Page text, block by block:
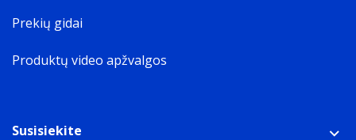
Prekių gidai
Produktų video apžvalgos
Susisiekite